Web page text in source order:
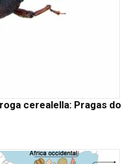
cerealella: Pragas do